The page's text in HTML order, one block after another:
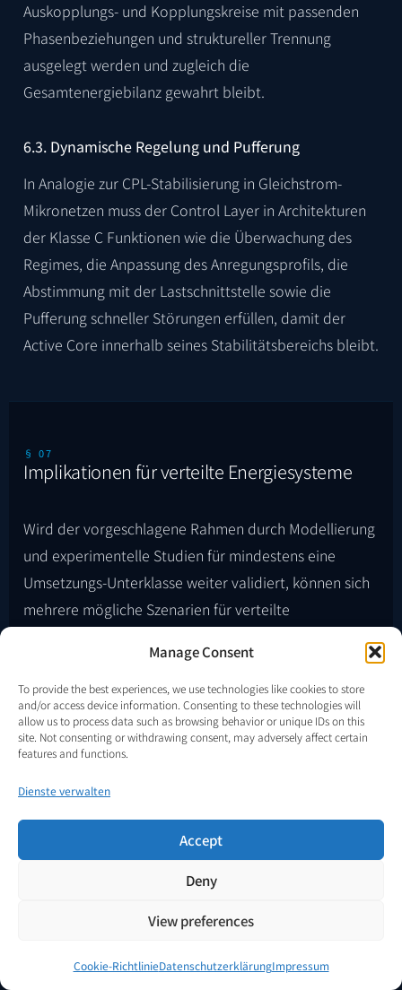
Manage Consent
To provide the best experiences, we use technologies like cookies to store
and/or access device information. Consenting to these technologies will
allow us to process data such as browsing behavior or unique IDs on this
site. Not consenting or withdrawing consent, may adversely affect certain
features and functions.
Dienste verwalten
Accept
Deny
View preferences
Cookie-RichtlinieDatenschutzerklärungImpressum
Auskopplungs- und Kopplungskreise mit passenden
Phasenbeziehungen und struktureller Trennung
ausgelegt werden und zugleich die
Gesamtenergiebilanz gewahrt bleibt.
6.3. Dynamische Regelung und Pufferung
In Analogie zur CPL-Stabilisierung in Gleichstrom-
Mikronetzen muss der Control Layer in Architekturen
der Klasse C Funktionen wie die Überwachung des
Regimes, die Anpassung des Anregungsprofils, die
Abstimmung mit der Lastschnittstelle sowie die
Pufferung schneller Störungen erfüllen, damit der
Active Core innerhalb seines Stabilitätsbereichs bleibt.
§ 07
Implikationen für verteilte Energiesysteme
Wird der vorgeschlagene Rahmen durch Modellierung
und experimentelle Studien für mindestens eine
Umsetzungs-Unterklasse weiter validiert, können sich
mehrere mögliche Szenarien für verteilte
Regimestabilisierte Knoten, in denen ein
nichtlineares internes elektrodynamisches
Regime aufrechterhalten wird, während nach
außen eine lineare Leistungsschnittstelle
dargestellt wird.
Erhöhte Lasttoleranz
durch Pufferung und
Entkopplung zwischen internem Regime und Last
— konzeptionell vergleichbar mit der Rolle von
Integration in Gleichstrom-Mikronetzeund